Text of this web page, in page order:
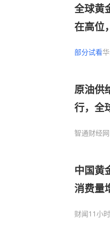
全球黄
在高位
部分试看
原油供
行，全
智通财经网
中国黄
消费量
财闻11小